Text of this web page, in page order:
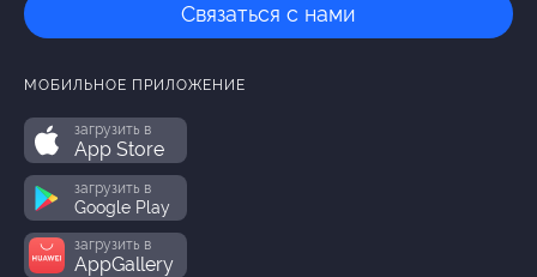
Связаться с нами
МОБИЛЬНОЕ ПРИЛОЖЕНИЕ
загрузить в
App Store
загрузить в
Google Play
загрузить в
AppGallery